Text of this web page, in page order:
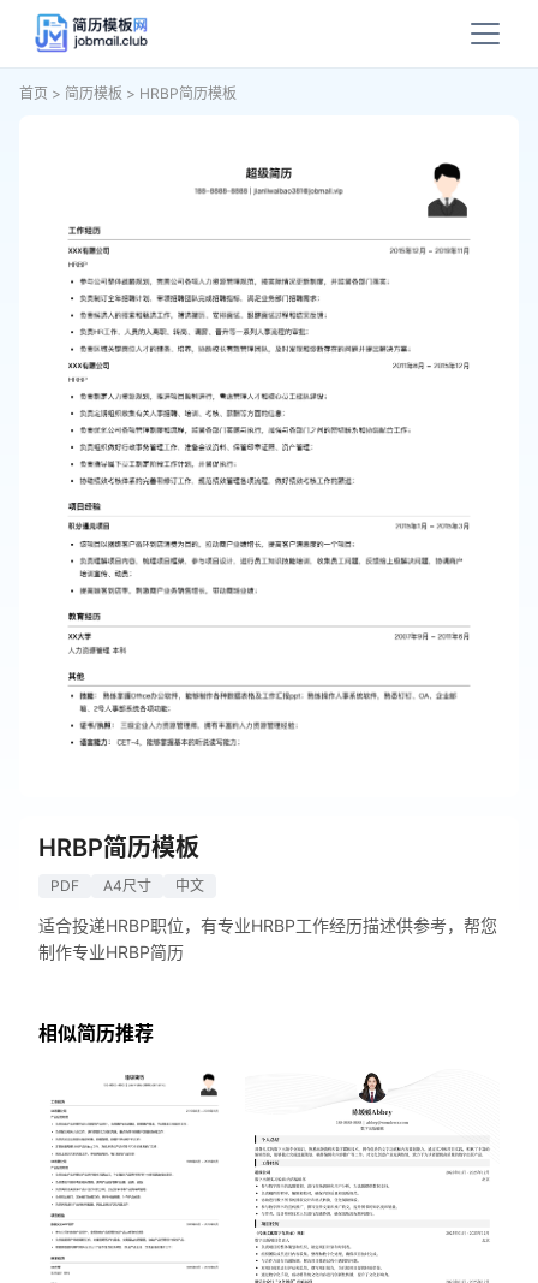
首页 > 简历模板 > HRBP简历模板
HRBP简历模板
PDF A4尺寸 中文
适合投递HRBP职位，有专业HRBP工作经历描述供参考，帮您
制作专业HRBP简历
相似简历推荐